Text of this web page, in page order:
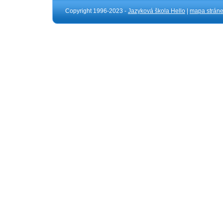
Copyright 1996-2023 - Jazyková škola Hello mapa